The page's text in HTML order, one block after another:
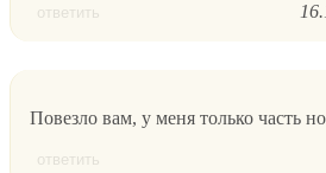
ответить
Повезло вам, у меня только часть
ответить